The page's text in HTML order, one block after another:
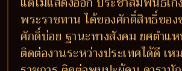
พระราชทาน ได้ของศักดิ์สิทธิ์ขอ
ศักดิ์บ่อย ฐานะทางสังคม ยศตำแ
ติดต่องานระหว่างประเทศได้ดี เห